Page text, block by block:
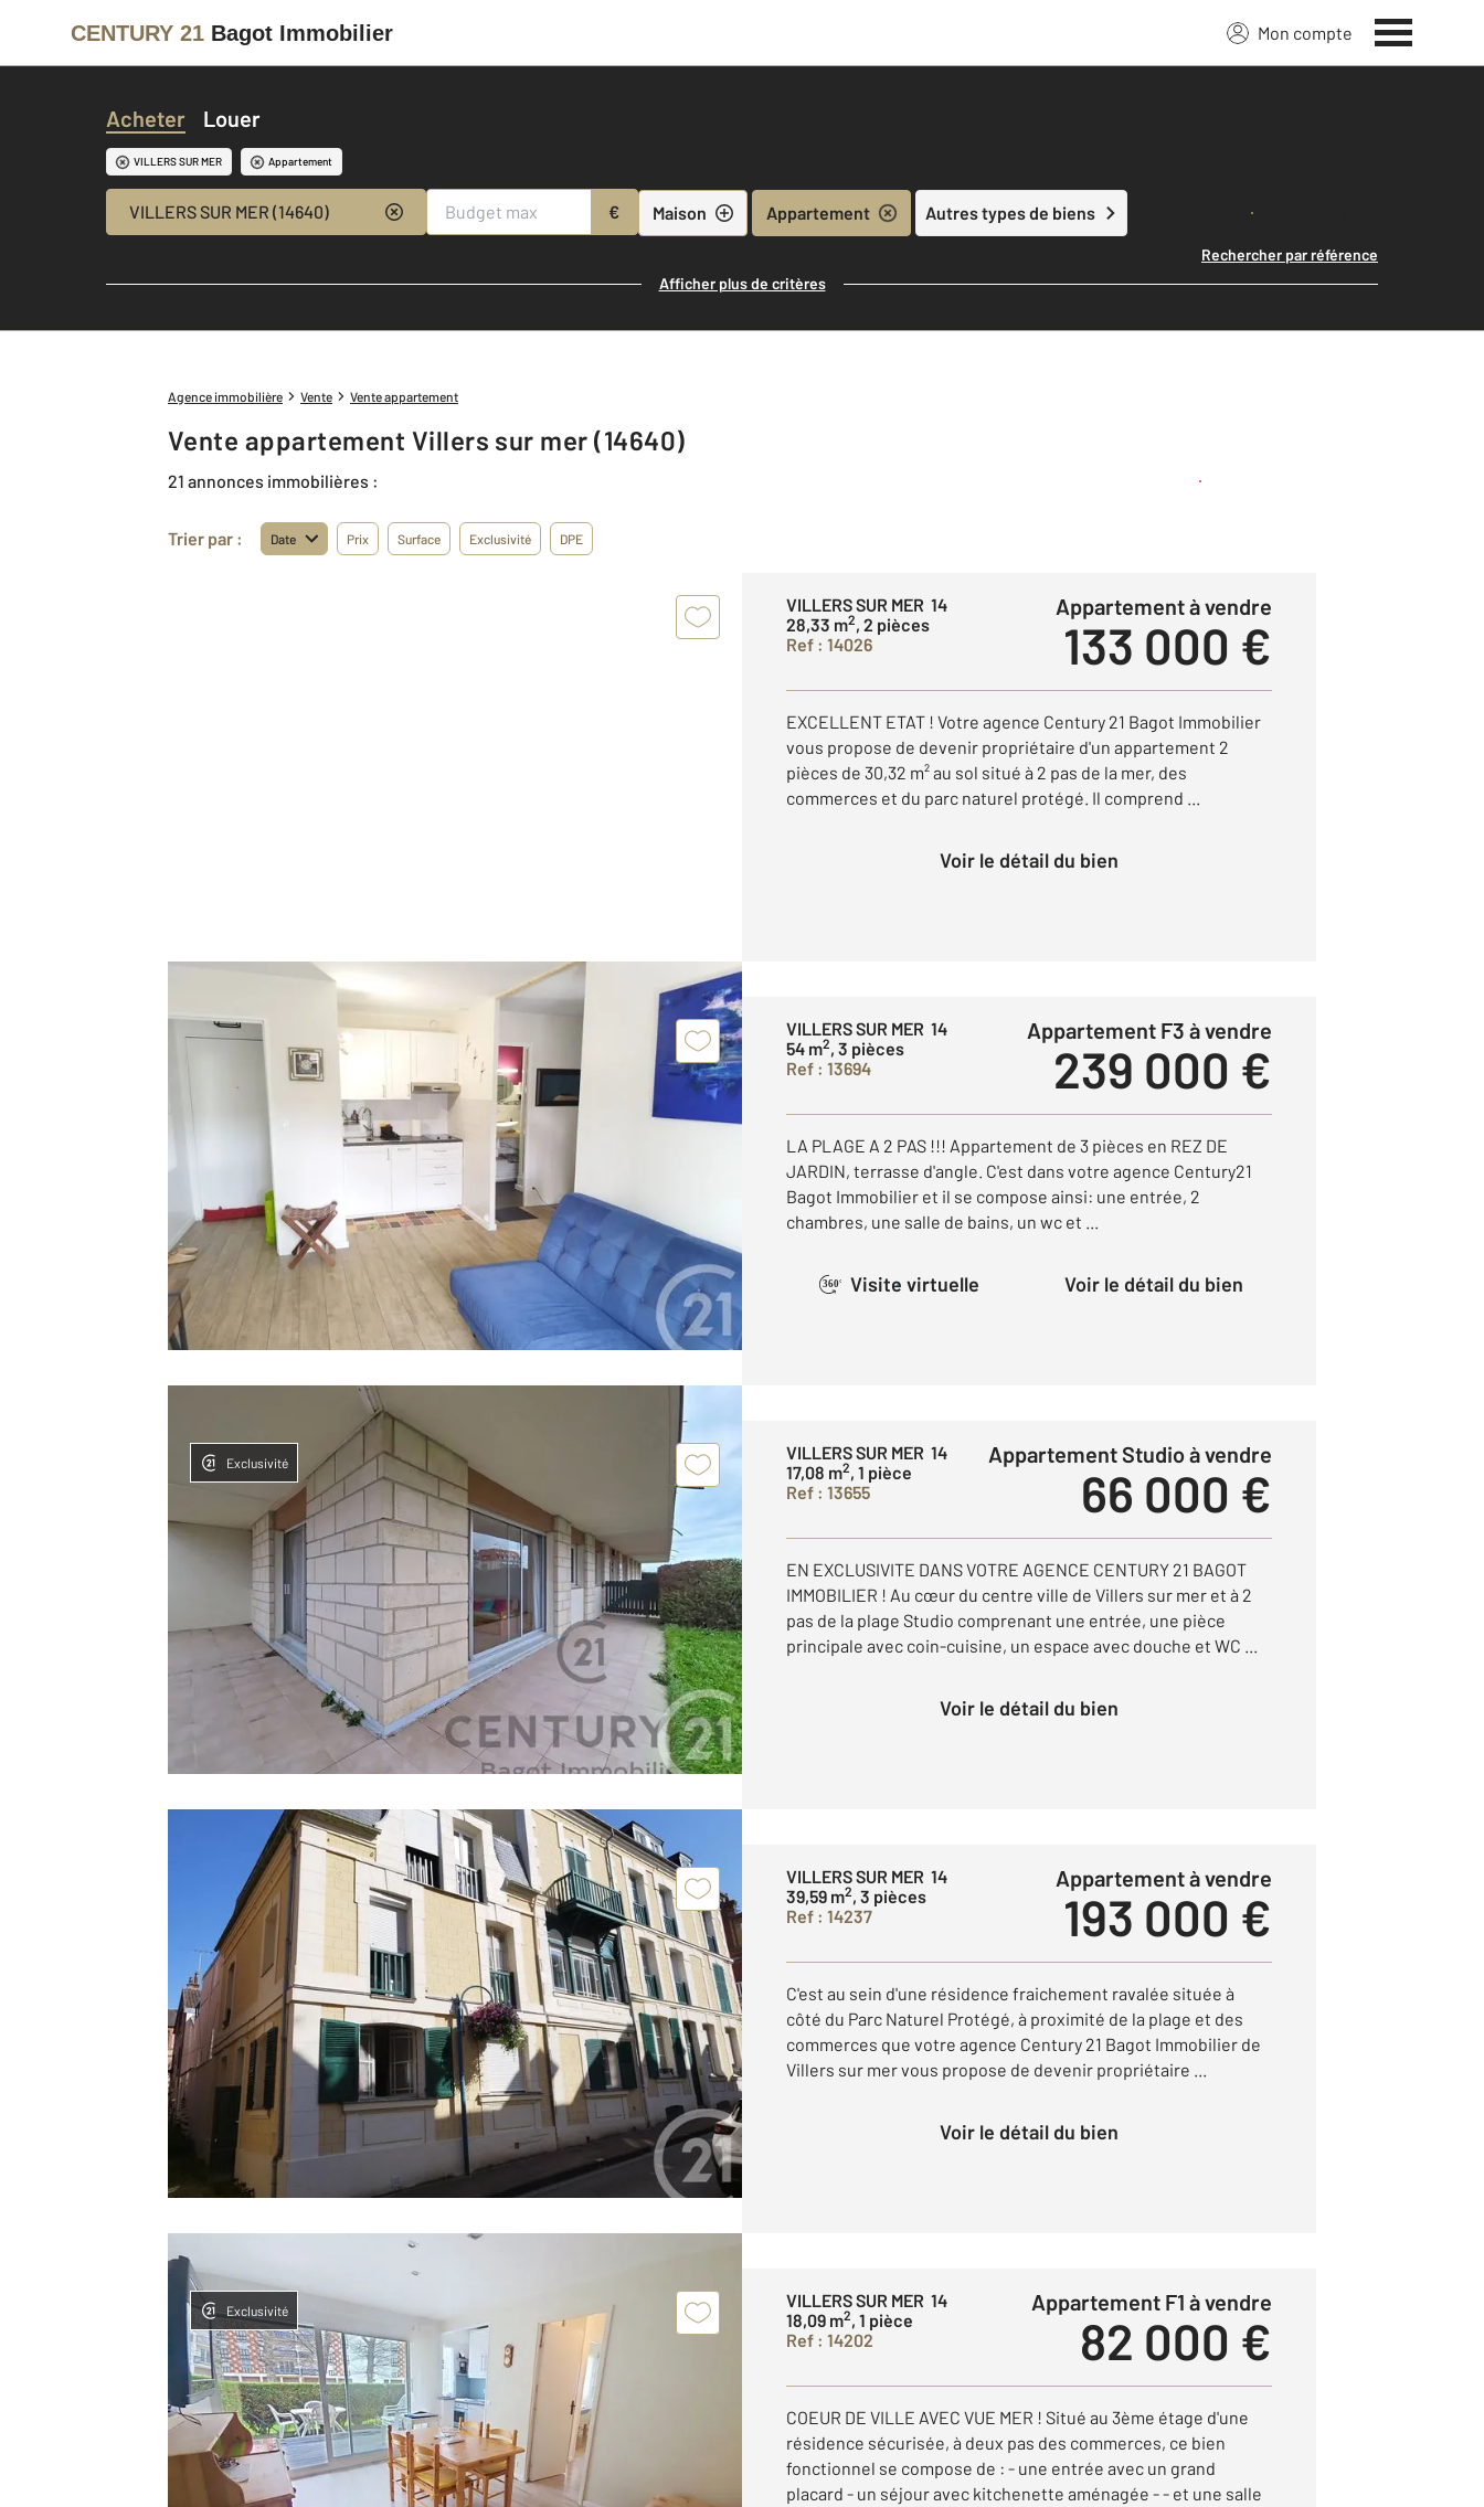
CENTURY 21 Bagot Immobilier Mon compte
Acheter Louer
VILLERS SUR MER Appartement
VILLERS SUR MER (14640) € Maison Appartement Autres types de biens Lancer ma recherche
Rechercher par référence
Afficher plus de critères
Agence immobilière Vente Vente appartement
Vente appartement Villers sur mer (14640)
21 annonces immobilières : Créer une alerte
Trier par : Date Prix Surface Exclusivité DPE
VILLERS SUR MER 14
28,33 m2, 2 pièces
Ref : 14026
Appartement à vendre
133 000 €
EXCELLENT ETAT ! Votre agence Century 21 Bagot Immobilier
vous propose de devenir propriétaire d'un appartement 2
pièces de 30,32 m² au sol situé à 2 pas de la mer, des
commerces et du parc naturel protégé. Il comprend ...
Voir le détail du bien
VILLERS SUR MER 14
54 m2, 3 pièces
Ref : 13694
Appartement F3 à vendre
239 000 €
LA PLAGE A 2 PAS !!! Appartement de 3 pièces en REZ DE
JARDIN, terrasse d'angle. C'est dans votre agence Century21
Bagot Immobilier et il se compose ainsi: une entrée, 2
chambres, une salle de bains, un wc et ...
360° Visite virtuelle Voir le détail du bien
Exclusivité
VILLERS SUR MER 14
17,08 m2, 1 pièce
Ref : 13655
Appartement Studio à vendre
66 000 €
EN EXCLUSIVITE DANS VOTRE AGENCE CENTURY 21 BAGOT
IMMOBILIER ! Au cœur du centre ville de Villers sur mer et à 2
pas de la plage Studio comprenant une entrée, une pièce
principale avec coin-cuisine, un espace avec douche et WC ...
Voir le détail du bien
VILLERS SUR MER 14
39,59 m2, 3 pièces
Ref : 14237
Appartement à vendre
193 000 €
C'est au sein d'une résidence fraichement ravalée située à
côté du Parc Naturel Protégé, à proximité de la plage et des
commerces que votre agence Century 21 Bagot Immobilier de
Villers sur mer vous propose de devenir propriétaire ...
Voir le détail du bien
Exclusivité
VILLERS SUR MER 14
18,09 m2, 1 pièce
Ref : 14202
Appartement F1 à vendre
82 000 €
COEUR DE VILLE AVEC VUE MER ! Situé au 3ème étage d'une
résidence sécurisée, à deux pas des commerces, ce bien
fonctionnel se compose de : - une entrée avec un grand
placard - un séjour avec kitchenette aménagée - - et une salle